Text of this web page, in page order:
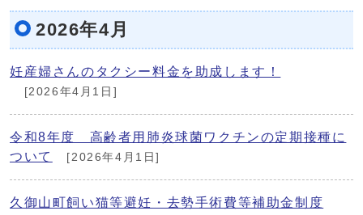
2026年4月
妊産婦さんのタクシー料金を助成します！
[2026年4月1日]
令和8年度 高齢者用肺炎球菌ワクチンの定期接種に
ついて
[2026年4月1日]
久御山町飼い猫等避妊・去勢手術費等補助金制度